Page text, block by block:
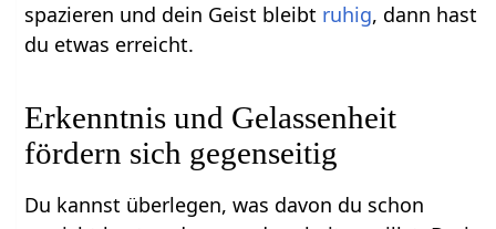
spazieren und dein Geist bleibt ruhig, dann hast
du etwas erreicht.
Erkenntnis und Gelassenheit
fördern sich gegenseitig
Du kannst überlegen, was davon du schon